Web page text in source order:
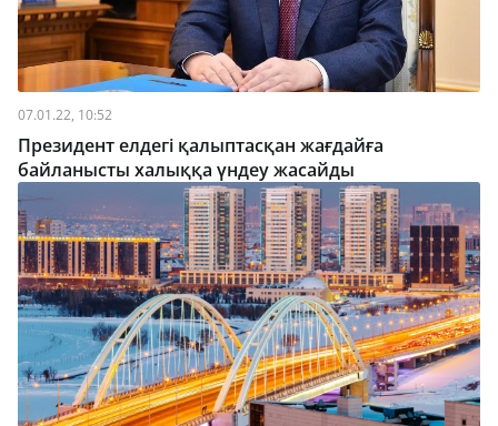
07.01.22, 10:52
Президент елдегі қалыптасқан жағдайға
байланысты халыққа үндеу жасайды